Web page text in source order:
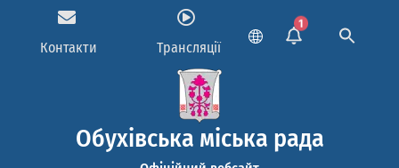
Контакти Трансляції
1
Обухівська міська рада